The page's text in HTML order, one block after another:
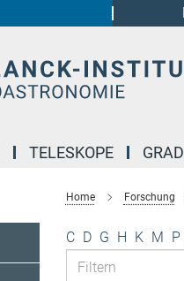
TELESKOPE
Home Forschung
C D G H K M P